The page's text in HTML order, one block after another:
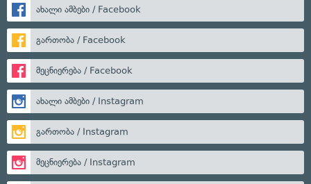
ახალი ამბები / Facebook
გართობა / Facebook
მეცნიერება / Facebook
ახალი ამბები / Instagram
გართობა / Instagram
მეცნიერება / Instagram